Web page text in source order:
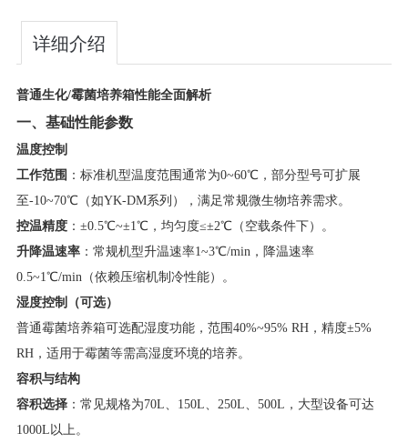
详细介绍
​普通生化/霉菌培养箱性能全面解析​
​一、基础性能参数​
​温度控制​
​工作范围​ ​：标准机型温度范围通常为0~60℃，部分型号可扩展
至-10~70℃（如YK-DM系列），满足常规微生物培养需求。
​控温精度​​：±0.5℃~±1℃，均匀度≤±2℃（空载条件下）。
​升降温速率​​：常规机型升温速率1~3℃/min，降温速率
0.5~1℃/min（依赖压缩机制冷性能）。
​湿度控制（可选）​
普通霉菌培养箱可选配湿度功能，范围40%~95% RH，精度±5%
RH，适用于霉菌等需高湿度环境的培养。
​容积与结构​
​容积选择​​：常见规格为70L、150L、250L、500L，大型设备可达
1000L以上。